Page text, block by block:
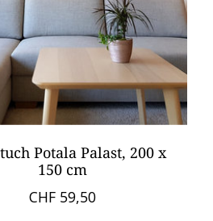
Potala Palast, 200 x
150 cm
CHF 59,50